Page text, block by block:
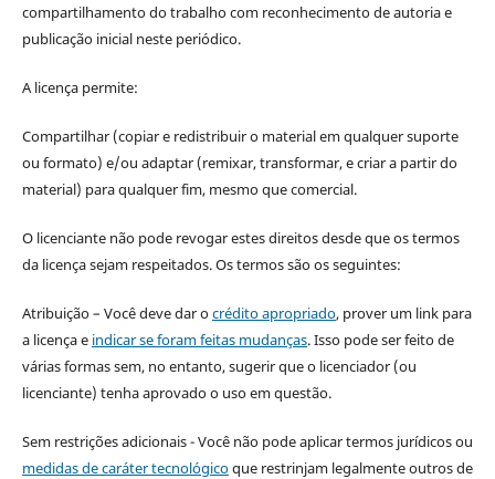
compartilhamento do trabalho com reconhecimento de autoria e
publicação inicial neste periódico.
A licença permite:
Compartilhar (copiar e redistribuir o material em qualquer suporte
ou formato) e/ou adaptar (remixar, transformar, e criar a partir do
material) para qualquer fim, mesmo que comercial.
O licenciante não pode revogar estes direitos desde que os termos
da licença sejam respeitados. Os termos são os seguintes:
Atribuição – Você deve dar ocrédito apropriado, prover um link para
a licença e indicar se foram feitas mudanças. Isso pode ser feito de
várias formas sem, no entanto, sugerir que o licenciador (ou
licenciante) tenha aprovado o uso em questão.
Sem restrições adicionais - Você não pode aplicar termos jurídicos ou
medidas de caráter tecnológicoque restrinjam legalmente outros de